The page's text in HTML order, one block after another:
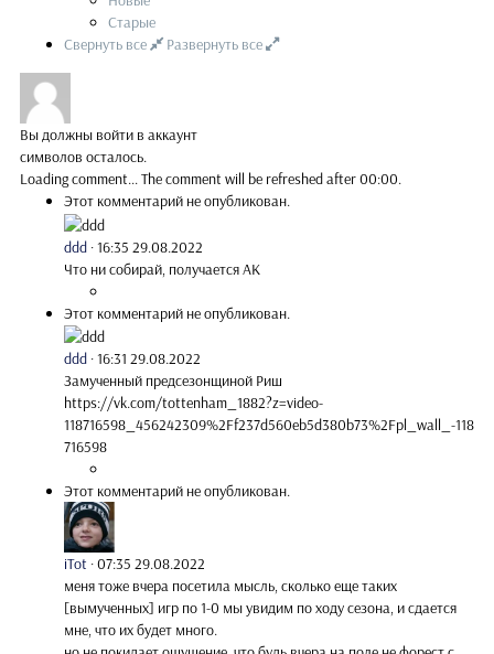
Старые
Свернуть все
Развернуть все
Вы должны войти в аккаунт
символов осталось.
Loading comment...The comment will be refreshed after00:00.
Этот комментарий не опубликован.
ddd ·16:35 29.08.2022
Что ни собирай, получается АК
Этот комментарий не опубликован.
ddd ·16:31 29.08.2022
Замученный предсезонщиной Риш
https://vk.com/tottenham_1882?z=video-
118716598_456242309%2Ff237d560eb5d380b73%2Fpl_wall_-118
716598
Этот комментарий не опубликован.
iTot ·07:35 29.08.2022
меня тоже вчера посетила мысль, сколько еще таких
[вымученных] игр по 1-0 мы увидим по ходу сезона, и сдается
мне, что их будет много.